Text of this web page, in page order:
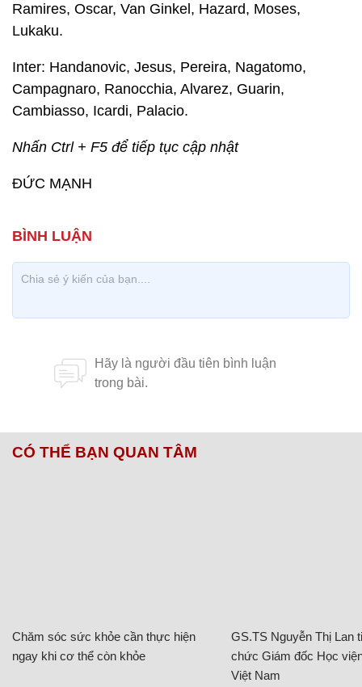
Ramires, Oscar, Van Ginkel, Hazard, Moses,
Lukaku.
Inter: Handanovic, Jesus, Pereira, Nagatomo,
Campagnaro, Ranocchia, Alvarez, Guarin,
Cambiasso, Icardi, Palacio.
Nhấn Ctrl + F5 để tiếp tục cập nhật
ĐỨC MẠNH
CÓ THỂ BẠN QUAN TÂM
Chăm sóc sức khỏe cần thực hiện
ngay khi cơ thể còn khỏe
GS.TS Nguyễn Thị Lan
chức Giám đốc Học
Việt Nam